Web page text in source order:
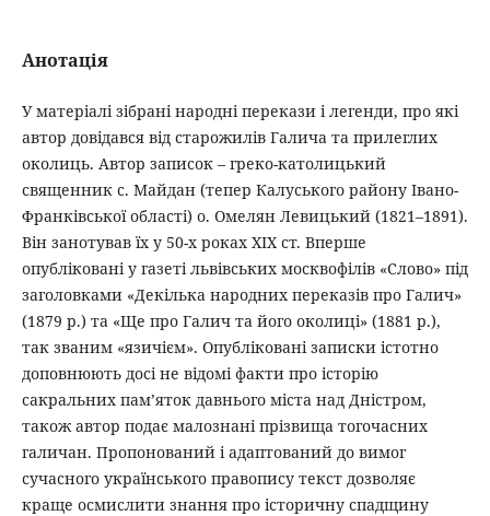
Анотація
У матеріалі зібрані народні перекази і легенди, про які
автор довідався від старожилів Галича та прилеглих
околиць. Автор записок – греко-католицький
священник с. Майдан (тепер Калуського району Івано-
Франківської області) о. Омелян Левицький (1821–1891).
Він занотував їх у 50-х роках ХІХ ст. Вперше
опубліковані у газеті львівських москвофілів «Слово» під
заголовками «Декілька народних переказів про Галич»
(1879 р.) та «Ще про Галич та його околиці» (1881 р.),
так званим «язичієм». Опубліковані записки істотно
доповнюють досі не відомі факти про історію
сакральних пам’яток давнього міста над Дністром,
також автор подає малознані прізвища тогочасних
галичан. Пропонований і адаптований до вимог
сучасного українського правопису текст дозволяє
краще осмислити знання про історичну спадщину